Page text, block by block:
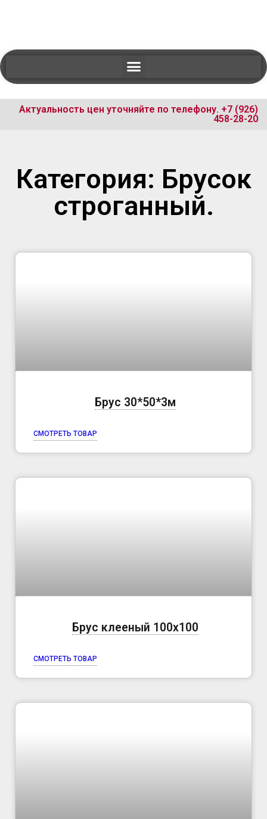
Актуальность цен уточняйте по телефону. +7 (926)
458-28-20
Категория: Брусок
строганный.
Брус 30*50*3м
СМОТРЕТЬ ТОВАР
Брус клееный 100х100
СМОТРЕТЬ ТОВАР